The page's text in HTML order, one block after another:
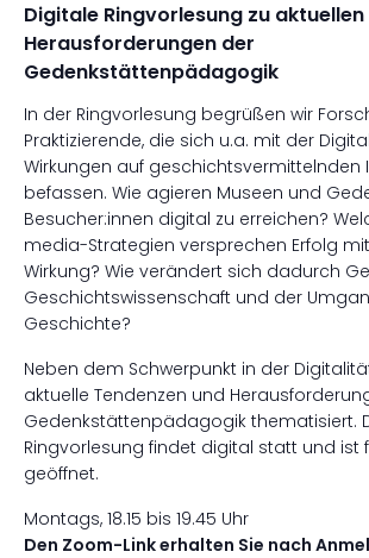
Digitale Ringvorlesung zu aktuellen
Herausforderungen der
Gedenkstättenpädagogik
In der Ringvorlesung begrüßen wir
Praktizierende, die sich u.a. mit der
Wirkungen auf geschichtsvermittelnden
befassen. Wie agieren Museen und
Besucher:innen digital zu erreichen?
media-Strategien versprechen Erfolg
Wirkung? Wie verändert sich dadurch
Geschichtswissenschaft und der
Geschichte?
Neben dem Schwerpunkt in der
aktuelle Tendenzen und
Gedenkstättenpädagogik thematisiert.
Ringvorlesung findet digital statt und ist
geöffnet.
Montags, 18.15 bis 19.45 Uhr
Den Zoom-Link erhalten Sie nach